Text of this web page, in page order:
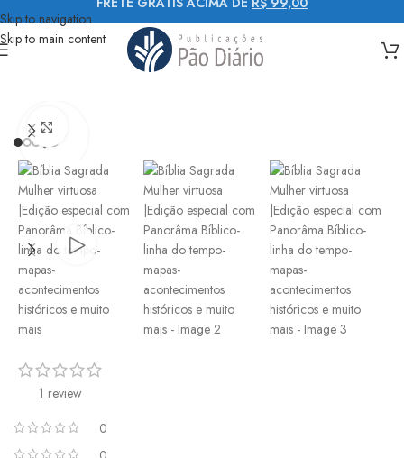
Skip to navigation
Skip to main content
Bíblias letra média
1 review
0